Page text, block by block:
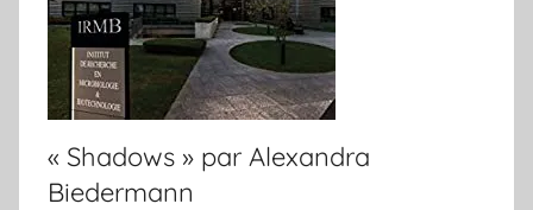
« Shadows » par Alexandra
Biedermann